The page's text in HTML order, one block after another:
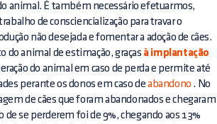
animal. É também necessário efetuarmos,
de consciencialização para travar o
não desejada e fomentar a adoção de cães.
do animal de estimação, graças à implantação
do animal em caso de perda e permite até
perante os donos em caso deabandono . No
de cães que foram abandonados e chegaram
de se perderem foi de 9%, chegando aos 13%